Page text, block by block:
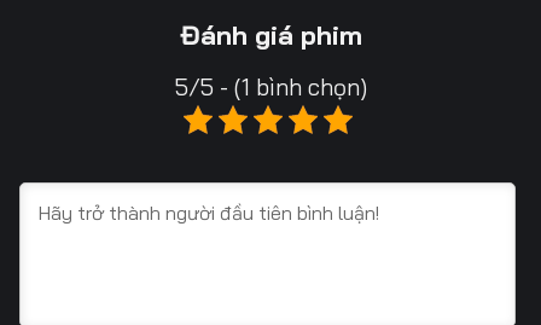
Tập 25
Tập 30 Tập 31
Đánh giá phim
5/5 - (1 bình chọn)